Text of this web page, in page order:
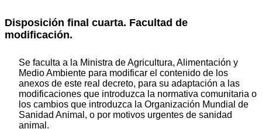
Disposición final cuarta. Facultad de
modificación.
Se faculta a la Ministra de Agricultura, Alimentación y
Medio Ambiente para modificar el contenido de los
anexos de este real decreto, para su adaptación a las
modificaciones que introduzca la normativa comunitaria o
los cambios que introduzca la Organización Mundial de
Sanidad Animal, o por motivos urgentes de sanidad
animal.